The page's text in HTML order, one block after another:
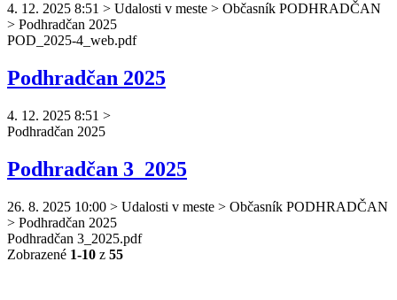
4. 12. 2025 8:51 > Udalosti v meste > Občasník PODHRADČAN
> Podhradčan 2025
POD_2025-4_web.pdf
Podhradčan 2025
4. 12. 2025 8:51 >
Podhradčan 2025
Podhradčan 3_2025
26. 8. 2025 10:00 > Udalosti v meste > Občasník PODHRADČAN
> Podhradčan 2025
Podhradčan 3_2025.pdf
Zobrazené 1-10 z 55